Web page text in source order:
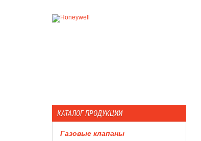
КАТАЛОГ ПРОДУКЦИИ
Газовые клапаны